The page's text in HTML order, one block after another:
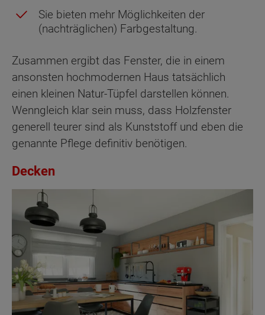
Sie bieten mehr Möglichkeiten der
(nachträglichen) Farbgestaltung.
Zusammen ergibt das Fenster, die in einem
ansonsten hochmodernen Haus tatsächlich
einen kleinen Natur-Tüpfel darstellen können.
Wenngleich klar sein muss, dass Holzfenster
generell teurer sind als Kunststoff und eben die
genannte Pflege definitiv benötigen.
Decken